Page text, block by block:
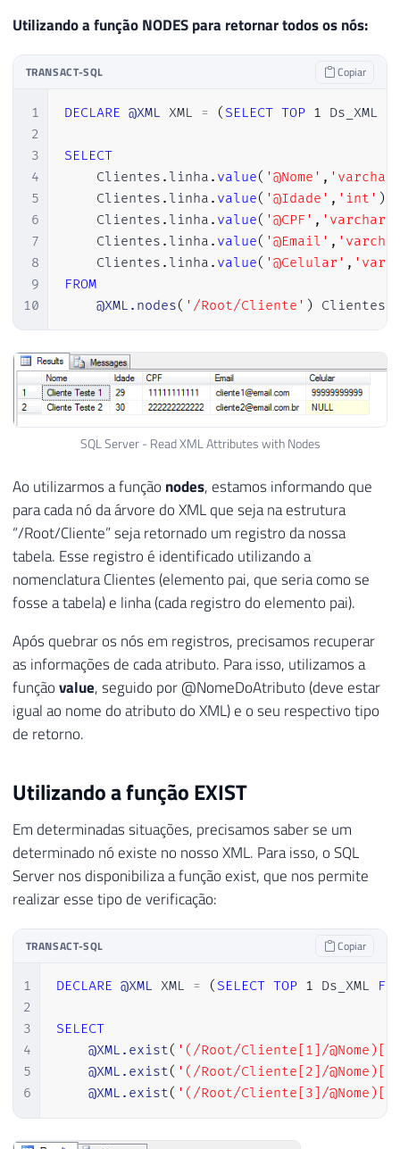
Utilizando a função NODES para retornar todos os nós:
TRANSACT-SQL Copiar
1
2
3
4
5
6
7
8
9
10
DECLARE @XML XML = ( SELECT TOP 1 Ds_XML
SELECT
    Clientes
. linha . value( '@Nome' ,
    Clientes
. linha . value( '@Idade' , 'int' )
    Clientes
. linha . value( '@CPF' ,
    Clientes
. linha . value( '@Email' ,
    Clientes
. linha . value( '@Celular' ,
FROM
@XML.nodes( '/Root/Cliente' ) Clientes
SQL Server - Read XML Attributes with Nodes
Ao utilizarmos a função nodes, estamos informando que
para cada nó da árvore do XML que seja na estrutura
“/Root/Cliente” seja retornado um registro da nossa
tabela. Esse registro é identificado utilizando a
nomenclatura Clientes (elemento pai, que seria como se
fosse a tabela) e linha (cada registro do elemento pai).
Após quebrar os nós em registros, precisamos recuperar
as informações de cada atributo. Para isso, utilizamos a
funçãovalue, seguido por @NomeDoAtributo (deve estar
igual ao nome do atributo do XML) e o seu respectivo tipo
de retorno.
Utilizando a função EXIST
Em determinadas situações, precisamos saber se um
determinado nó existe no nosso XML. Para isso, o SQL
Server nos disponibiliza a função exist, que nos permite
realizar esse tipo de verificação:
TRANSACT-SQL Copiar
1
2
3
4
5
6
DECLARE @XML XML = ( SELECT TOP 1 Ds_XML
SELECT
@XML.exist( '(/Root/Cliente[1]/
@XML.exist( '(/Root/Cliente[2]/
@XML.exist( '(/Root/Cliente[3]/